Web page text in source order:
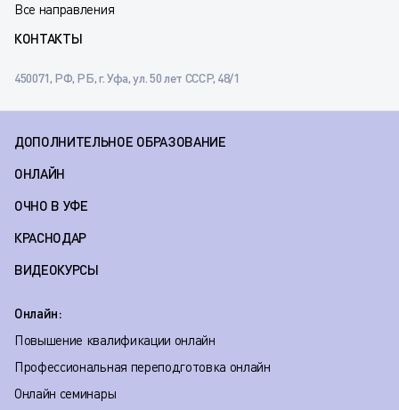
Все направления
КОНТАКТЫ
450071, РФ, РБ, г. Уфа, ул. 50 лет СССР, 48/1
ДОПОЛНИТЕЛЬНОЕ ОБРАЗОВАНИЕ
ОНЛАЙН
ОЧНО В УФЕ
КРАСНОДАР
ВИДЕОКУРСЫ
Онлайн:
Повышение квалификации онлайн
Профессиональная переподготовка онлайн
Онлайн семинары